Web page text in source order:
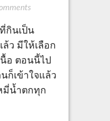
กินเป็น
ว มีให้เลือก
นื้อ ตอนนี้ไป
นก็เข้าใจแล้ว
มี่น้ำตกทุก